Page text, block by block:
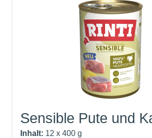
Sensible Pute und
Inhalt: 12 x 400 g